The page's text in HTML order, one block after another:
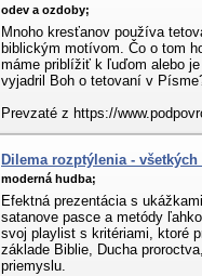
odev a ozdoby;
Mnoho kresťanov používa
biblickým motívom. Čo o tom
máme priblížiť k ľuďom alebo
vyjadril Boh o tetovaní v
Prevzaté z https://
Dilema rozptýlenia -
moderná hudba;
Efektná prezentácia s
satanove pasce a metódy
svoj playlist s kritériami, ktoré
základe Biblie, Ducha
priemyslu.